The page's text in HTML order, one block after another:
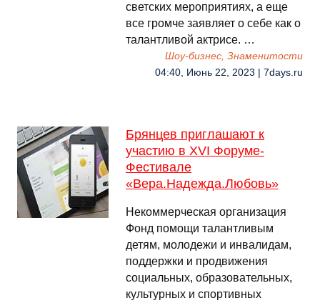
светских мероприятиях, а еще
все громче заявляет о себе как о
талантливой актрисе. …
Шоу-бизнес, Знаменитости
04:40, Июнь 22, 2023 | 7days.ru
Брянцев приглашают к
участию в XVI Форуме-
Фестивале
«Вера.Надежда.Любовь»
Некоммерческая организация
Фонд помощи талантливым
детям, молодежи и инвалидам,
поддержки и продвижения
социальных, образовательных,
культурных и спортивных